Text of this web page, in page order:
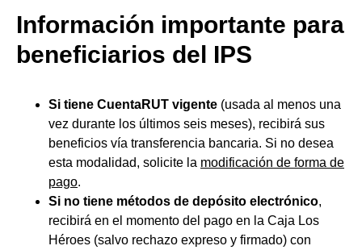
Información importante para
beneficiarios del IPS
Si tiene CuentaRUT vigente (usada al menos una
vez durante los últimos seis meses), recibirá sus
beneficios vía transferencia bancaria. Si no desea
esta modalidad, solicite la modificación de forma de
pago.
Si no tiene métodos de depósito electrónico,
recibirá en el momento del pago en la Caja Los
Héroes (salvo rechazo expreso y firmado) con